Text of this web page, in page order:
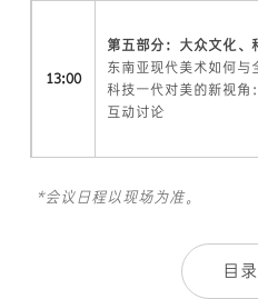
13:00
第五部分：大众文化、
东南亚现代美术如何与
科技一代对美的新视角
互动讨论
*会议日程以现场为准。
目录